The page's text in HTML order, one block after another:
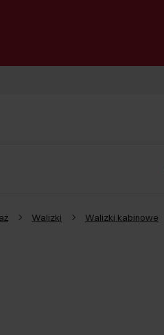
Walizki Walizki kabinowe